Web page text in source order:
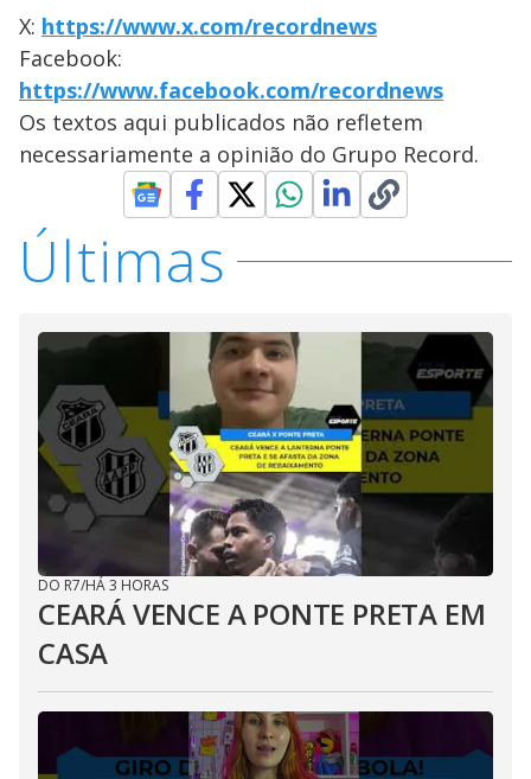
X: https://www.x.com/recordnews
Facebook:
https://www.facebook.com/recordnews
Os textos aqui publicados não refletem
necessariamente a opinião do Grupo Record.
Últimas
DO R7/HÁ 3 HORAS
CEARÁ VENCE A PONTE PRETA EM
CASA